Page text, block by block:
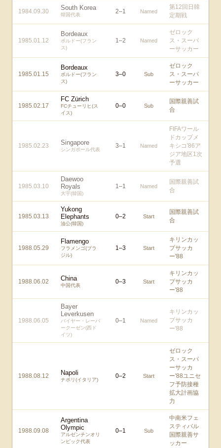
1984.09.30 South Korea
韓国代表 2–1 Named
第12回日韓
定期戦
1985.01.12
Bordeaux
ボルドー(フラン
ス)
1–2 Named
ゼロック
ス・スーパ
ーサッカー
1985.01.15
Bordeaux
ボルドー(フラン
ス)
3–0 Sub
ゼロック
ス・スーパ
ーサッカー
1985.02.17
FC Zürich
FCチューリヒ(ス
イス)
0–0 Sub
国際親善試
合
1985.02.23 Singapore
シンガポール代表
3–1 Named
FIFAワール
ドカップメ
キシコ'86ア
ジア地区1次
予選
1985.03.10
Daewoo
Royals
大宇(韓国)
1–1 Named
国際親善試
合
1985.03.13
Yukong
Elephants
油公(韓国)
0–2 Start
国際親善試
合
1988.05.29
Flamengo
フラメンゴ(ブラ
ジル)
1–3 Start
キリンカッ
プサッカ
ー'88
1988.06.02 China
中国代表
0–3 Start
キリンカッ
プサッカ
ー'88
1988.06.05
Bayer
Leverkusen
バイヤー・レーバ
ークーゼン(西ド
イツ)
0–1 Named
キリンカッ
プサッカ
ー'88
1988.08.12 Napoli
ナポリ(イタリア)
0–2 Start
ゼロック
ス・スーパ
ーサッカ
ー'88ユニセ
フ予防接種
拡大計画協
力
1988.09.08
Argentina
Olympic
アルゼンチンオリ
ンピック代表
0–1 Sub
中南米フェ
スティバル
国際親善サ
ッカー